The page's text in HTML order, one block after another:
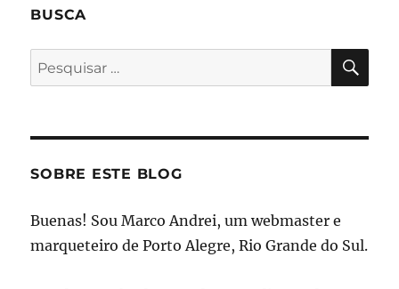
BUSCA
Pesquisar
por:
SOBRE ESTE BLOG
Buenas! Sou Marco Andrei, um webmaster e
marqueteiro de Porto Alegre, Rio Grande do Sul.